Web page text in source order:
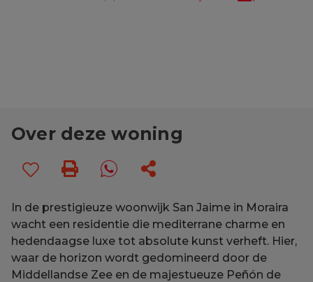
Over deze woning
In de prestigieuze woonwijk San Jaime in Moraira
wacht een residentie die mediterrane charme en
hedendaagse luxe tot absolute kunst verheft. Hier,
waar de horizon wordt gedomineerd door de
Middellandse Zee en de majestueuze Peñón de